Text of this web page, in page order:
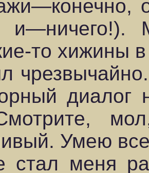
и—ничего!).
то хижины
Умею
стал меня